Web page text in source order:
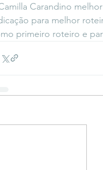
Carandino
para melhor
primeiro roteiro e